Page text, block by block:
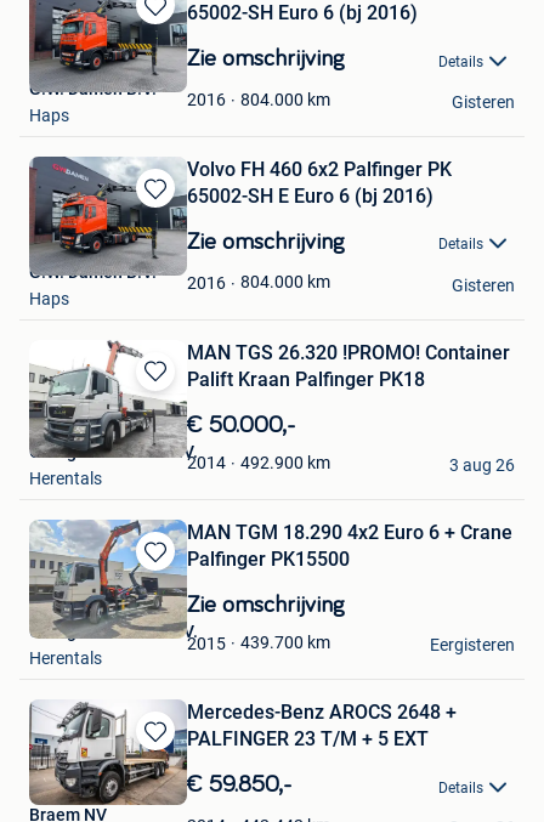
Bewaren
in
Mijn
Favorieten
65002-SH Euro 6 (bj 2016)
Zie omschrijving Details
2016 804.000 km
G.W. Damen B.V.
Haps
Gisteren
Bewaren
in
Mijn
Favorieten
Volvo FH 460 6x2 Palfinger PK
65002-SH E Euro 6 (bj 2016)
Zie omschrijving Details
2016 804.000 km
G.W. Damen B.V.
Haps
Gisteren
Bewaren
in
Mijn
Favorieten
MAN TGS 26.320 !PROMO! Container
Palift Kraan Palfinger PK18
€ 50.000,-
2014 492.900 km
Garage Cevoman N.V.
Herentals
3 aug 26
Bewaren
in
Mijn
Favorieten
MAN TGM 18.290 4x2 Euro 6 + Crane
Palfinger PK15500
Zie omschrijving
2015 439.700 km
Garage Cevoman N.V.
Herentals
Eergisteren
Bewaren
in
Mijn
Mercedes-Benz AROCS 2648 +
PALFINGER 23 T/M + 5 EXT
€ 59.850,- Details
Braem NV